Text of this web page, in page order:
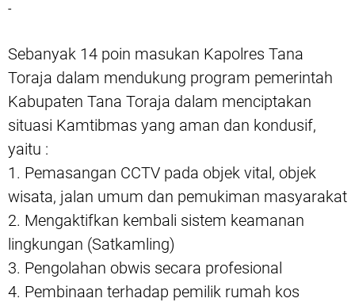
-
Sebanyak 14 poin masukan Kapolres Tana
Toraja dalam mendukung program pemerintah
Kabupaten Tana Toraja dalam menciptakan
situasi Kamtibmas yang aman dan kondusif,
yaitu :
1. Pemasangan CCTV pada objek vital, objek
wisata, jalan umum dan pemukiman masyarakat
2. Mengaktifkan kembali sistem keamanan
lingkungan (Satkamling)
3. Pengolahan obwis secara profesional
4. Pembinaan terhadap pemilik rumah kos